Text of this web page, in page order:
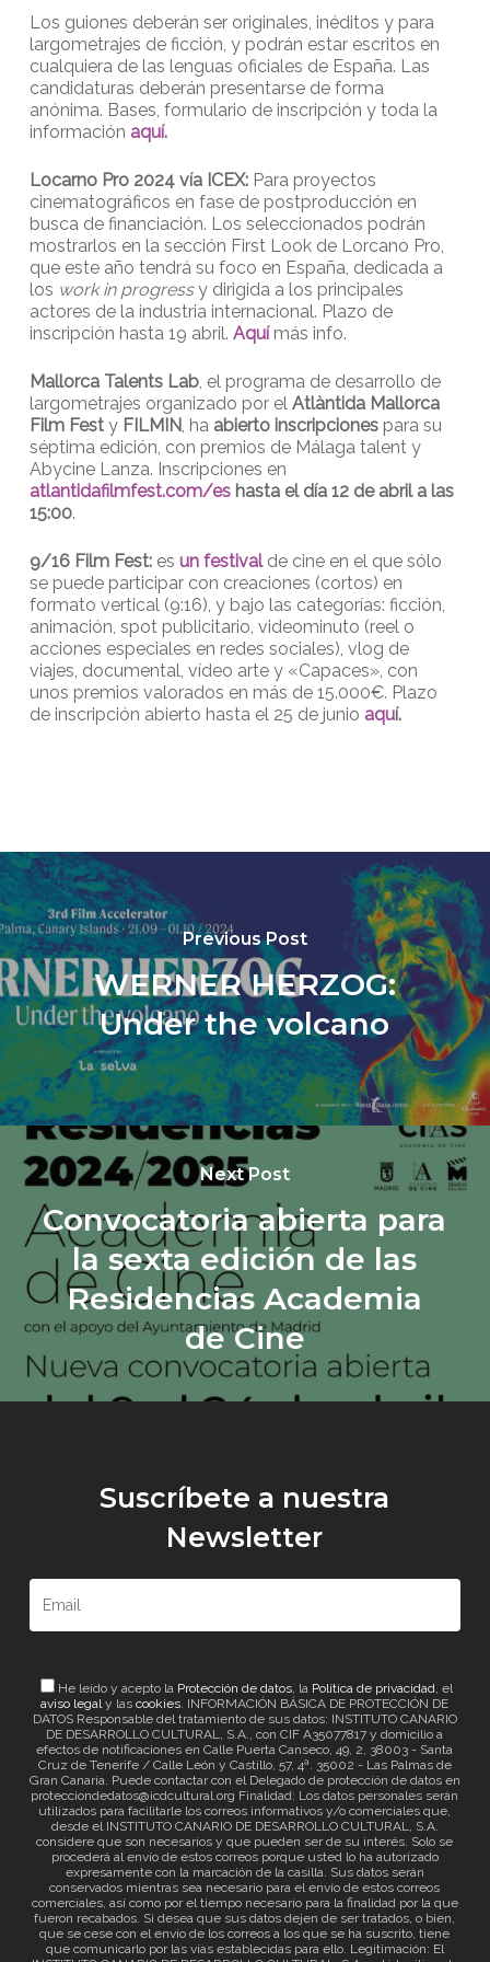
Los guiones deberán ser originales, inéditos y para
largometrajes de ficción, y podrán estar escritos en
cualquiera de las lenguas oficiales de España. Las
candidaturas deberán presentarse de forma
anónima. Bases, formulario de inscripción y toda la
información aquí.
Locarno Pro 2024 vía ICEX: Para proyectos
cinematográficos en fase de postproducción en
busca de financiación. Los seleccionados podrán
mostrarlos en la sección First Look de Lorcano Pro,
que este año tendrá su foco en España, dedicada a
los work in progressy dirigida a los principales
actores de la industria internacional. Plazo de
inscripción hasta 19 abril. Aquímás info.
Mallorca Talents Lab, el programa de desarrollo de
largometrajes organizado por el Atlàntida Mallorca
Film Festy FILMIN, ha abierto inscripcionespara su
séptima edición, con premios de Málaga talent y
Abycine Lanza. Inscripciones en
atlantidafilmfest.com/es hasta el día 12 de abril a las
15:00.
9/16 Film Fest: es un festivalde cine en el que sólo
se puede participar con creaciones (cortos) en
formato vertical (9:16), y bajo las categorías: ficción,
animación, spot publicitario, videominuto (reel o
acciones especiales en redes sociales), vlog de
viajes, documental, vídeo arte y «Capaces», con
unos premios valorados en más de 15.000€. Plazo
de inscripción abierto hasta el 25 de junio aquí.
Previous Post
WERNER HERZOG:
Under the volcano
Next Post
Convocatoria abierta para
la sexta edición de las
Residencias Academia
de Cine
Suscríbete a nuestra
Newsletter
He leído y acepto la Protección de datos, la Política de privacidad, el
aviso legaly lascookies. INFORMACIÓN BÁSICA DE PROTECCIÓN DE
DATOS Responsable del tratamiento de sus datos: INSTITUTO CANARIO
DE DESARROLLO CULTURAL, S.A., con CIF A35077817 y domicilio a
efectos de notificaciones en Calle Puerta Canseco, 49, 2, 38003 - Santa
Cruz de Tenerife / Calle León y Castillo, 57, 4ª. 35002 - Las Palmas de
Gran Canaria. Puede contactar con el Delegado de protección de datos en
protecciondedatos@icdcultural.org Finalidad: Los datos personales serán
utilizados para facilitarle los correos informativos y/o comerciales que,
desde el INSTITUTO CANARIO DE DESARROLLO CULTURAL, S.A.
considere que son necesarios y que pueden ser de su interés. Solo se
procederá al envío de estos correos porque usted lo ha autorizado
expresamente con la marcación de la casilla. Sus datos serán
conservados mientras sea necesario para el envío de estos correos
comerciales, así como por el tiempo necesario para la finalidad por la que
fueron recabados. Si desea que sus datos dejen de ser tratados, o bien,
que se cese con el envío de los correos a los que se ha suscrito, tiene
que comunicarlo por las vías establecidas para ello. Legitimación: El